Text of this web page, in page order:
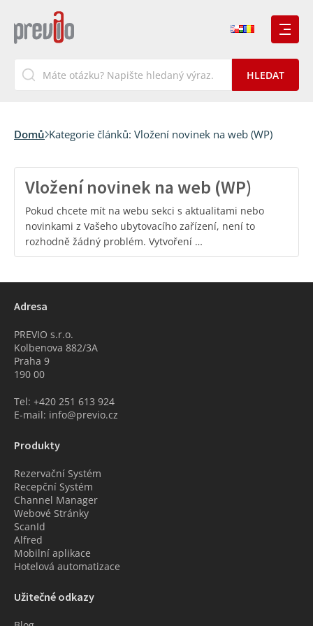
Domů Kategorie článků: Vložení novinek na web (WP)
Vložení novinek na web (WP)
Pokud chcete mít na webu sekci s aktualitami nebo
novinkami z Vašeho ubytovacího zařízení, není to
rozhodně žádný problém. Vytvoření …
Adresa
PREVIO s.r.o.
Kolbenova 882/3A
Praha 9
190 00
Tel: +420 251 613 924
E-mail: info@previo.cz
Produkty
Rezervační Systém
Recepční Systém
Channel Manager
Webové Stránky
ScanId
Alfred
Mobilní aplikace
Hotelová automatizace
Užitečné odkazy